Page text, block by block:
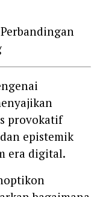
provokatif
epistemik
era digital.